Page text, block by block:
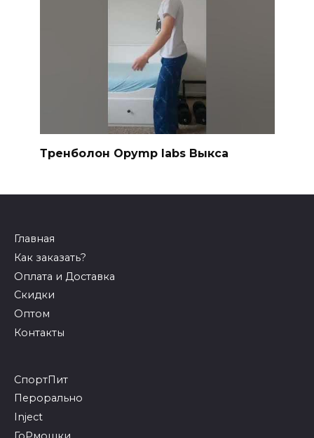
Тренболон Opymp labs Выкса
Главная
Как заказать?
Оплата и Доставка
Скидки
Оптом
Контакты
СпортПит
Перорально
Inject